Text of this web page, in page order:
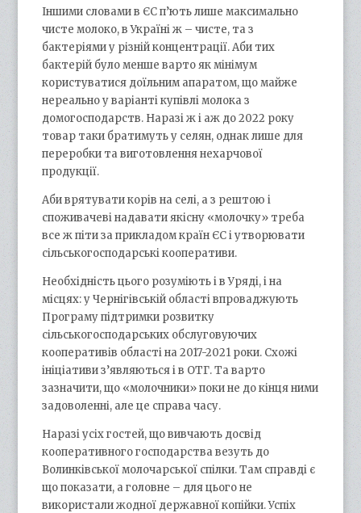
Іншими словами в ЄС п’ють лише максимально
чисте молоко, в Україні ж – чисте, та з
бактеріями у різній концентрації. Аби тих
бактерій було менше варто як мінімум
користуватися доїльним апаратом, що майже
нереально у варіанті купівлі молока з
домогосподарств. Наразі ж і аж до 2022 року
товар таки братимуть у селян, однак лише для
переробки та виготовлення нехарчової
продукції.
Аби врятувати корів на селі, а з рештою і
споживачеві надавати якісну «молочку» треба
все ж піти за прикладом країн ЄС і утворювати
сільськогосподарські кооперативи.
Необхідність цього розуміють і в Уряді, і на
місцях: у Чернігівській області впроваджують
Програму підтримки розвитку
сільськогосподарських обслуговуючих
кооперативів області на 2017-2021 роки. Схожі
ініціативи з’являються і в ОТГ. Та варто
зазначити, що «молочники» поки не до кінця ними
задоволенні, але це справа часу.
Наразі усіх гостей, що вивчають досвід
кооперативного господарства везуть до
Волинківської молочарської спілки. Там справді є
що показати, а головне – для цього не
використали жодної державної копійки. Успіх